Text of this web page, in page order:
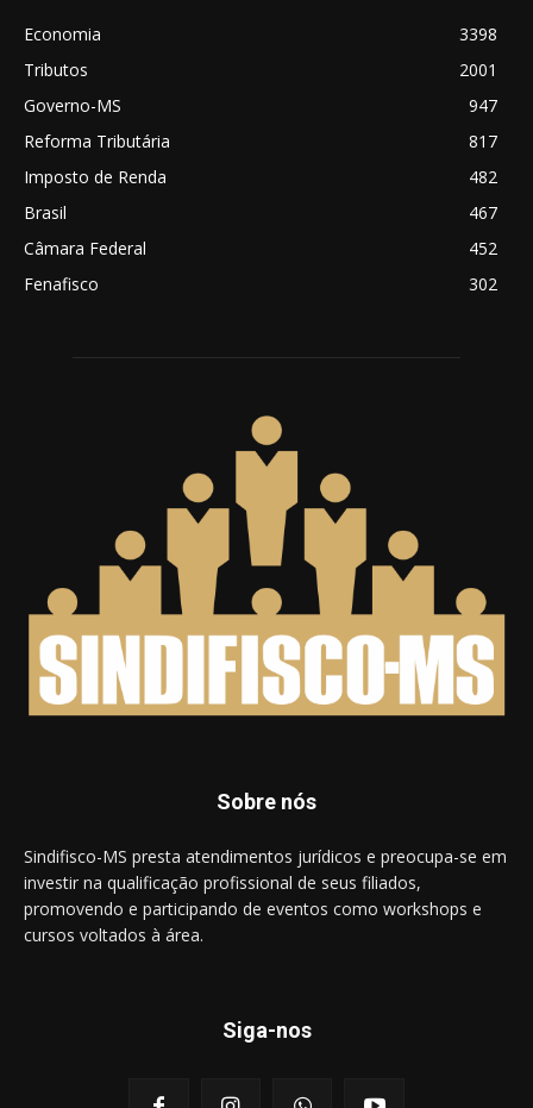
Economia
3398
Tributos
2001
Governo-MS
947
Reforma Tributária
817
Imposto de Renda
482
Brasil
467
Câmara Federal
452
Fenafisco
302
Sobre nós
Sindifisco-MS presta atendimentos jurídicos e preocupa-se em
investir na qualificação profissional de seus filiados,
promovendo e participando de eventos como workshops e
cursos voltados à área.
Siga-nos